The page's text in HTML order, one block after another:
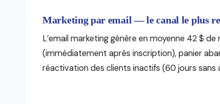
Marketing par email — le canal le plus
L’email marketing génère en moyenne 42 $
(immédiatement après inscription), panier
réactivation des clients inactifs (60 jours sans